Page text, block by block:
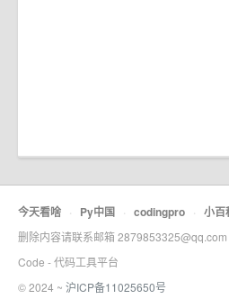
今天看啥 · Py中国 · codingpro · 小百
删除内容请联系邮箱 2879853325@qq.com
Code - 代码工具平台
© 2024 ~ 沪ICP备11025650号